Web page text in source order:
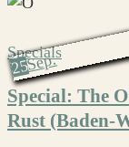
25Sep.
Specials
Special: The
Rust (Baden-